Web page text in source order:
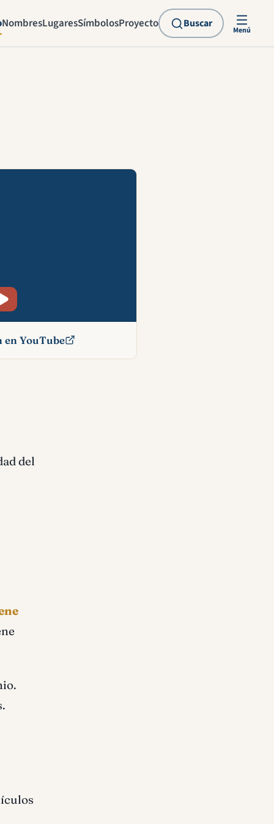
NombresLugaresSímbolosProyecto Buscar
Menú
en vídeo
en YouTube
del